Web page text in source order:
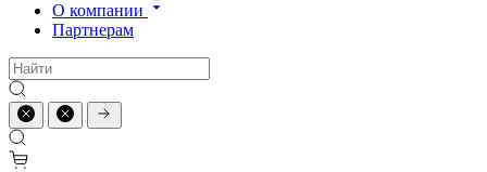
О компании
Партнерам